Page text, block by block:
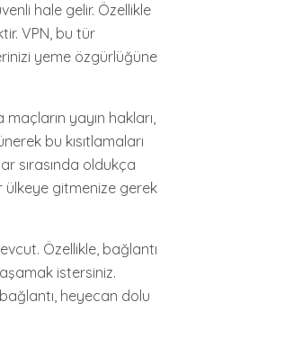
hale gelir. Özellikle
VPN, bu tür
yeme özgürlüğüne
yayın hakları,
bu kısıtlamaları
sırasında oldukça
ülkeye gitmenize gerek
Özellikle, bağlantı
istersiniz.
heyecan dolu